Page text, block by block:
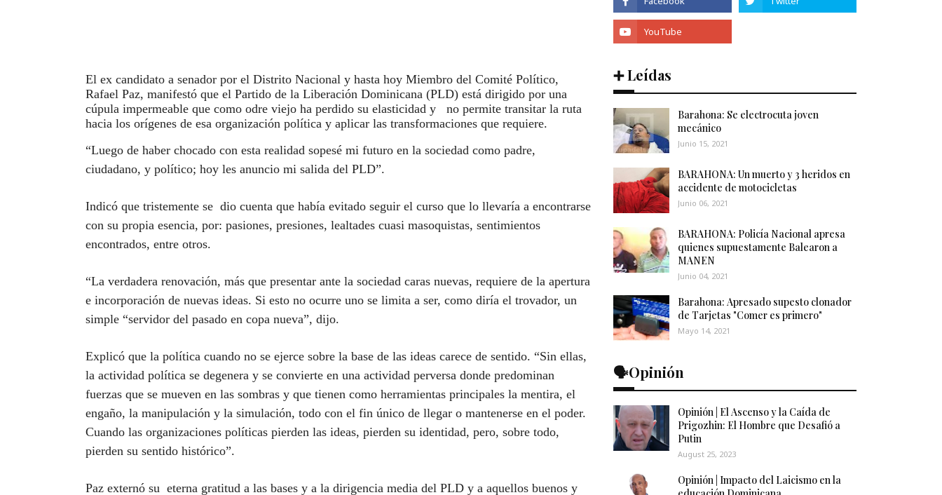
El ex candidato a senador por el Distrito Nacional y hasta hoy Miembro del Comité Político,
Rafael Paz, manifestó que el Partido de la Liberación Dominicana (PLD) está dirigido por una
cúpula impermeable que como odre viejo ha perdido su elasticidad y no permite transitar la ruta
hacia los orígenes de esa organización política y aplicar las transformaciones que requiere.
“Luego de haber chocado con esta realidad sopesé mi futuro en la sociedad como padre,
ciudadano, y político; hoy les anuncio mi salida del PLD”.
Indicó que tristemente se dio cuenta que había evitado seguir el curso que lo llevaría a encontrarse
con su propia esencia, por: pasiones, presiones, lealtades cuasi masoquistas, sentimientos
encontrados, entre otros.
“La verdadera renovación, más que presentar ante la sociedad caras nuevas, requiere de la apertura
e incorporación de nuevas ideas. Si esto no ocurre uno se limita a ser, como diría el trovador, un
simple “servidor del pasado en copa nueva”, dijo.
Explicó que la política cuando no se ejerce sobre la base de las ideas carece de sentido. “Sin ellas,
la actividad política se degenera y se convierte en una actividad perversa donde predominan
fuerzas que se mueven en las sombras y que tienen como herramientas principales la mentira, el
engaño, la manipulación y la simulación, todo con el fin único de llegar o mantenerse en el poder.
Cuando las organizaciones políticas pierden las ideas, pierden su identidad, pero, sobre todo,
pierden su sentido histórico”.
Paz externó su eterna gratitud a las bases y a la dirigencia media del PLD y a aquellos buenos y
➕ Leídas
Barahona: Se electrocuta joven
mecánico
Junio 15, 2021
BARAHONA: Un muerto y 3 heridos en
accidente de motocicletas
Junio 06, 2021
BARAHONA: Policía Nacional apresa
quienes supuestamente Balearon a
MANEN
Junio 04, 2021
Barahona: Apresado supesto clonador
de Tarjetas "Comer es primero"
Mayo 14, 2021
🗣️Opinión
Opinión | El Ascenso y la Caída de
Prigozhin: El Hombre que Desafió a
Putin
August 25, 2023
Opinión | Impacto del Laicismo en la